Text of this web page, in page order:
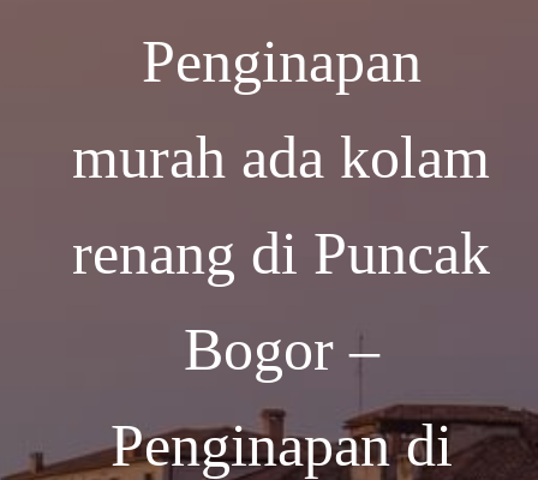
Penginapan
murah ada kolam
renang di Puncak
Bogor –
Penginapan di